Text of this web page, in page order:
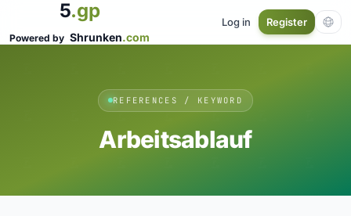
5.gp
Powered by Shrunken.com
Log in Register
REFERENCES / KEYWORD
Arbeitsablauf